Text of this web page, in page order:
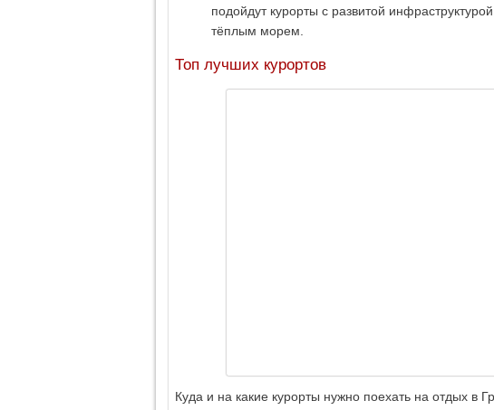
подойдут курорты с развитой
тёплым морем.
Топ лучших курортов
Куда и на какие курорты нужно поехать на отдых в